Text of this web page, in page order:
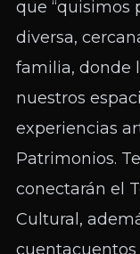
que “quisimos
diversa,
familia, donde
nuestros
experiencias
Patrimonios.
conectarán el
Cultural,
cuentacuentos